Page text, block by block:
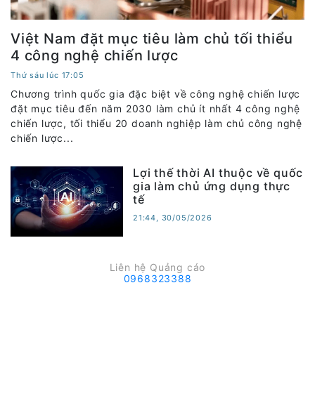
Việt Nam đặt mục tiêu làm chủ tối thiểu
4 công nghệ chiến lược
Thứ sáu lúc 17:05
Chương trình quốc gia đặc biệt về công nghệ chiến lược
đặt mục tiêu đến năm 2030 làm chủ ít nhất 4 công nghệ
chiến lược, tối thiểu 20 doanh nghiệp làm chủ công nghệ
chiến lược...
Lợi thế thời AI thuộc về quốc
gia làm chủ ứng dụng thực
tế
21:44, 30/05/2026
Liên hệ Quảng cáo
0968323388